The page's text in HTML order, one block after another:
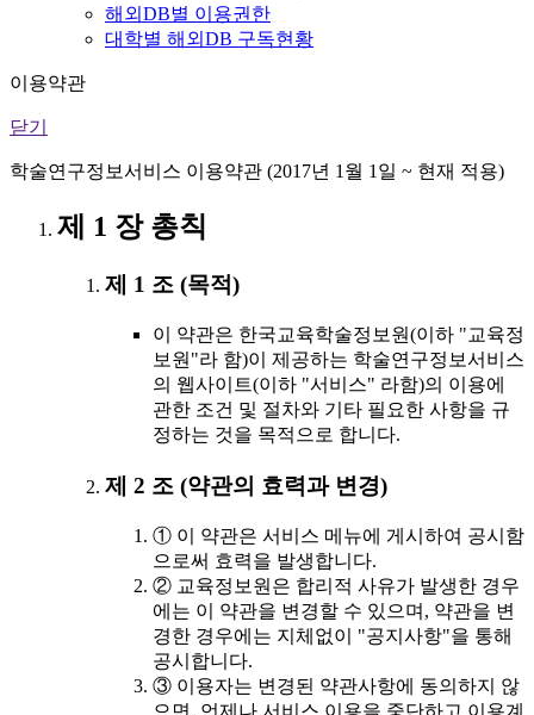
해외DB별 이용권한
대학별 해외DB 구독현황
이용약관
닫기
학술연구정보서비스 이용약관 (2017년 1월 1일 ~ 현재 적용)
제 1 장 총칙
제 1 조 (목적)
이 약관은 한국교육학술정보원(이하 "교육정
보원"라 함)이 제공하는 학술연구정보서비스
의 웹사이트(이하 "서비스" 라함)의 이용에
관한 조건 및 절차와 기타 필요한 사항을 규
정하는 것을 목적으로 합니다.
제 2 조 (약관의 효력과 변경)
① 이 약관은 서비스 메뉴에 게시하여 공시함
으로써 효력을 발생합니다.
② 교육정보원은 합리적 사유가 발생한 경우
에는 이 약관을 변경할 수 있으며, 약관을 변
경한 경우에는 지체없이 "공지사항"을 통해
공시합니다.
③ 이용자는 변경된 약관사항에 동의하지 않
으면, 언제나 서비스 이용을 중단하고 이용계